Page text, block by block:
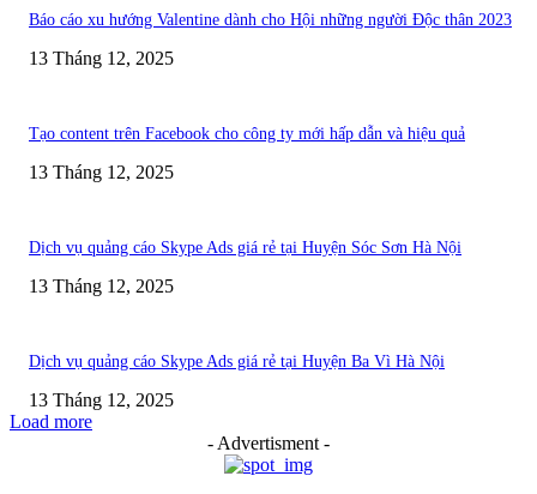
Báo cáo xu hướng Valentine dành cho Hội những người Độc thân 2023
13 Tháng 12, 2025
Tạo content trên Facebook cho công ty mới hấp dẫn và hiệu quả
13 Tháng 12, 2025
Dịch vụ quảng cáo Skype Ads giá rẻ tại Huyện Sóc Sơn Hà Nội
13 Tháng 12, 2025
Dịch vụ quảng cáo Skype Ads giá rẻ tại Huyện Ba Vì Hà Nội
13 Tháng 12, 2025
Load more
- Advertisment -